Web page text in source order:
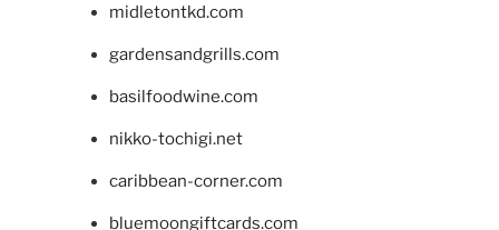
midletontkd.com
gardensandgrills.com
basilfoodwine.com
nikko-tochigi.net
caribbean-corner.com
bluemoongiftcards.com